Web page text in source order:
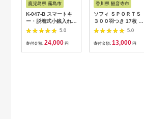
鹿児島県 霧島市
K-047-B スマートキ
ー・脱着式小銭入れ付
きキーケース＜キャメ
ル＞【m's】霧島市 革
革製品 牛革 本革 ヌメ
5.0
寄付金額: 24,000 円
香川県 観音寺市
ソフィ ＳＰＯＲＴＳ
３００羽つき 17枚 ×8
日用品 生理用品 ナプ
キン ずれに強い スポ
ーツ用 ユニチャーム
5.0
寄付金額: 13,000 円